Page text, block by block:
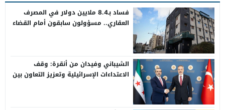
فساد بـ8.4 ملايين دولار في المصرف
العقاري.. مسؤولون سابقون أمام القضاء
الشيباني وفيدان من أنقرة: وقف
الاعتداءات الإسرائيلية وتعزيز التعاون بين